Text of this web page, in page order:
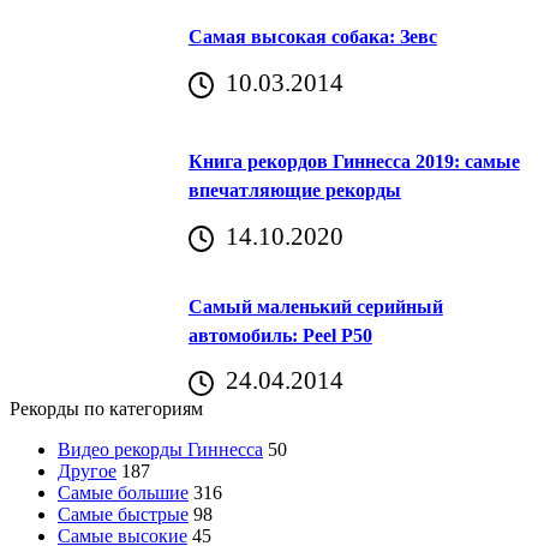
Самая высокая собака: Зевс
10.03.2014
Книга рекордов Гиннесса 2019: самые
впечатляющие рекорды
14.10.2020
Самый маленький серийный
автомобиль: Peel P50
24.04.2014
Рекорды по категориям
Видео рекорды Гиннесса 50
Другое 187
Самые большие 316
Самые быстрые 98
Самые высокие 45